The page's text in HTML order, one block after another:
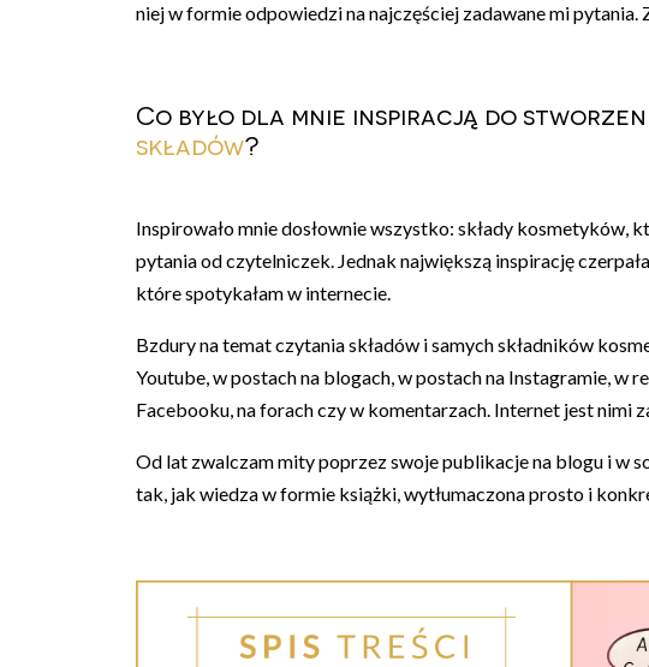
niej w formie odpowiedzi na najczęściej zadawane mi pytania.
Co było dla mnie inspiracją do
składów?
Inspirowało mnie dosłownie wszystko: składy kosmetyków,
pytania od czytelniczek. Jednak największą inspirację
które spotykałam w internecie.
Bzdury na temat czytania składów i samych składników
Youtube, w postach na blogach, w postach na Instagramie, w
Facebooku, na forach czy w komentarzach. Internet jest nimi
Od lat zwalczam mity poprzez swoje publikacje na blogu i w
tak, jak wiedza w formie książki, wytłumaczona prosto i